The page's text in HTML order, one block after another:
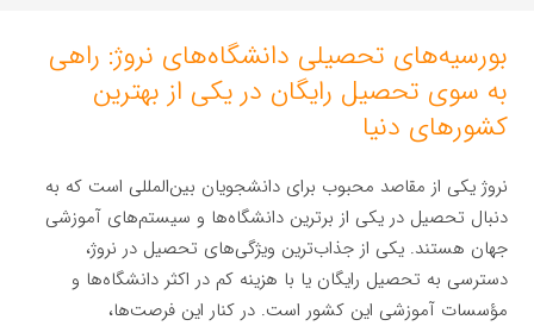
بورسیه‌های تحصیلی دانشگاه‌های نروژ: راهی
به سوی تحصیل رایگان در یکی از بهترین
کشورهای دنیا
نروژ یکی از مقاصد محبوب برای دانشجویان بین‌المللی است که به
دنبال تحصیل در یکی از برترین دانشگاه‌ها و سیستم‌های آموزشی
جهان هستند. یکی از جذاب‌ترین ویژگی‌های تحصیل در نروژ،
دسترسی به تحصیل رایگان یا با هزینه کم در اکثر دانشگاه‌ها و
مؤسسات آموزشی این کشور است. در کنار این فرصت‌ها،